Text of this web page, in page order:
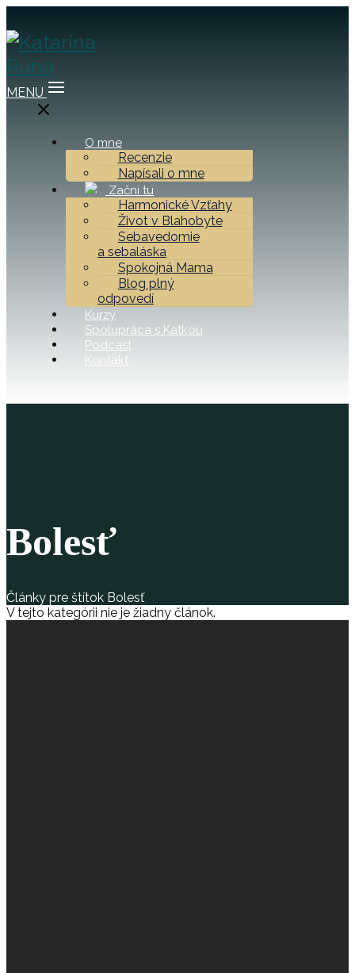
MENU
O mne
Recenzie
Napísali o mne
Začni tu
Harmonické Vzťahy
Život v Blahobyte
Sebavedomie
a sebaláska
Spokojná Mama
Blog plný
odpovedí
Kurzy
Spolupráca s Katkou
Podcast
Kontakt
Bolesť
Články pre štítok Bolesť
V tejto kategórii nie je žiadny článok.